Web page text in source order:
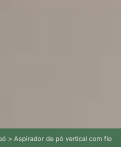
> Aspirador de pó vertical com fio